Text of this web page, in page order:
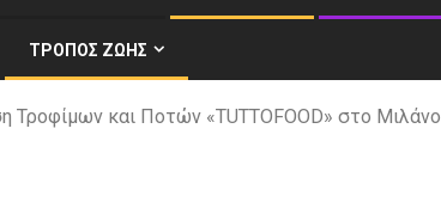
ΤΡΟΠΟΣ ΖΩΗΣ
Τροφίμων και Ποτών «TUTTOFOOD» στο Μιλάνο